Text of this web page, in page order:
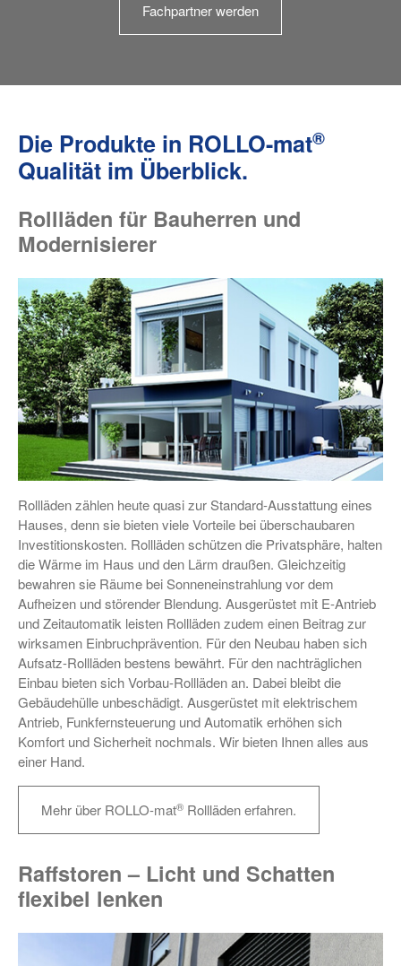
Fachpartner werden
Die Produkte in ROLLO-mat®
Qualität im Überblick.
Rollläden für Bauherren und
Modernisierer
Rollläden zählen heute quasi zur Standard-Ausstattung eines
Hauses, denn sie bieten viele Vorteile bei überschaubaren
Investitionskosten. Rollläden schützen die Privatsphäre, halten
die Wärme im Haus und den Lärm draußen. Gleichzeitig
bewahren sie Räume bei Sonneneinstrahlung vor dem
Aufheizen und störender Blendung. Ausgerüstet mit E-Antrieb
und Zeitautomatik leisten Rollläden zudem einen Beitrag zur
wirksamen Einbruchprävention. Für den Neubau haben sich
Aufsatz-Rollläden bestens bewährt. Für den nachträglichen
Einbau bieten sich Vorbau-Rollläden an. Dabei bleibt die
Gebäudehülle unbeschädigt. Ausgerüstet mit elektrischem
Antrieb, Funkfernsteuerung und Automatik erhöhen sich
Komfort und Sicherheit nochmals. Wir bieten Ihnen alles aus
einer Hand.
Mehr über ROLLO-mat® Rollläden erfahren.
Raffstoren – Licht und Schatten
flexibel lenken